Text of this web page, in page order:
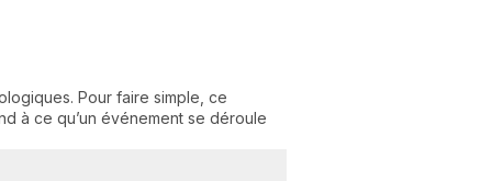
Pour faire simple, ce
à ce qu’un événement se déroule